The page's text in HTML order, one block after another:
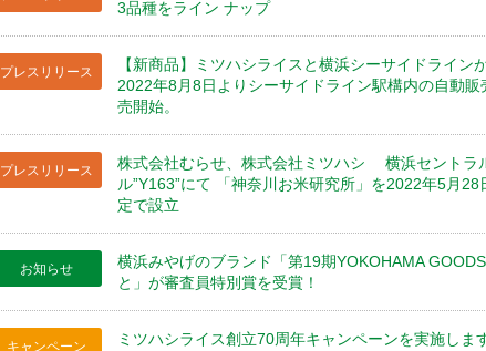
3品種をライン ナップ
プレスリリース
【新商品】ミツハシライスと横浜シーサイドライン
2022年8月8日よりシーサイドライン駅構内の自動
売開始。
プレスリリース
株式会社むらせ、株式会社ミツハシ 横浜セントラ
ル”Y163”にて 「神奈川お米研究所」を2022年5月
定で設立
お知らせ
横浜みやげのブランド「第19期YOKOHAMA
と」が審査員特別賞を受賞！
キャンペーン ミツハシライス創立70周年キャンペーンを実施しま